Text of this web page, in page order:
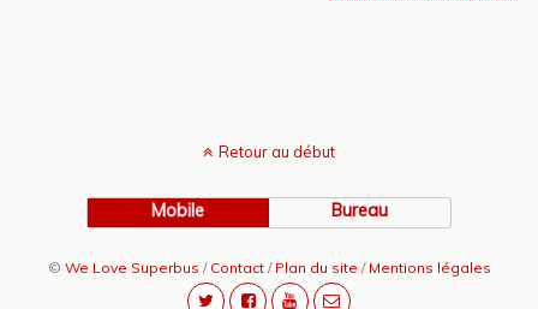
Retour au début
Mobile Bureau
© We Love Superbus / Contact/ Plan du site / Mentions légales